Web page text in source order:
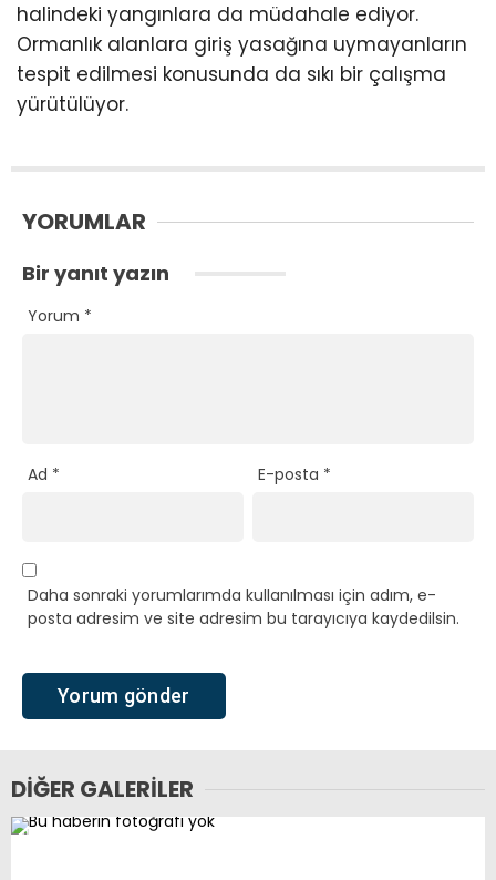
halindeki yangınlara da müdahale ediyor.
Ormanlık alanlara giriş yasağına uymayanların
tespit edilmesi konusunda da sıkı bir çalışma
yürütülüyor.
YORUMLAR
Bir yanıt yazın
Yorum *
Ad * E-posta *
Daha sonraki yorumlarımda kullanılması için adım, e-
posta adresim ve site adresim bu tarayıcıya kaydedilsin.
DIĞER GALERILER